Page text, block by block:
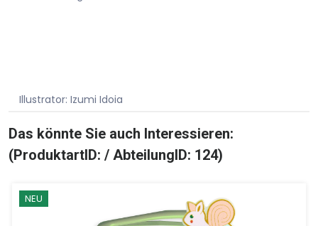
Illustrator: Izumi Idoia
Das könnte Sie auch Interessieren:
(ProduktartID: / AbteilungID: 124)
NEU